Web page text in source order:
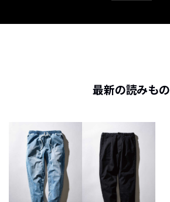
最新の読みもの